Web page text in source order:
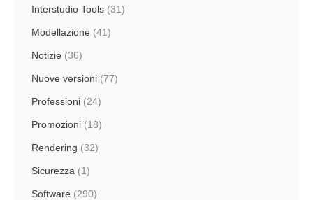
Interstudio Tools (31)
Modellazione (41)
Notizie (36)
Nuove versioni (77)
Professioni (24)
Promozioni (18)
Rendering (32)
Sicurezza (1)
Software (290)